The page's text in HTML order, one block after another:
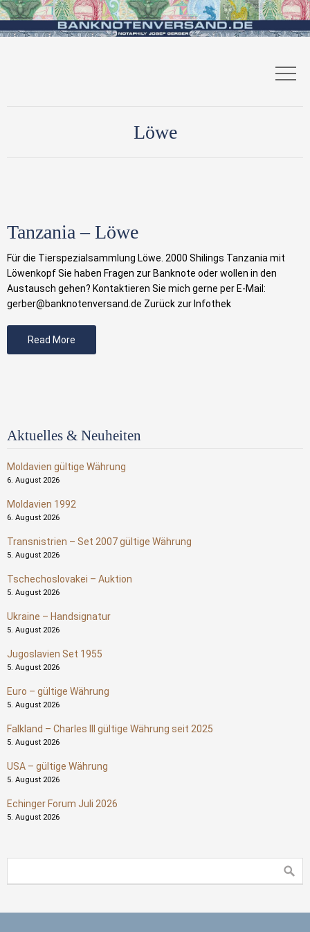
Löwe
Tanzania – Löwe
Für die Tierspezialsammlung Löwe. 2000 Shilings Tanzania mit
Löwenkopf Sie haben Fragen zur Banknote oder wollen in den
Austausch gehen? Kontaktieren Sie mich gerne per E-Mail:
gerber@banknotenversand.de Zurück zur Infothek
Read More
Aktuelles & Neuheiten
Moldavien gültige Währung
6. August 2026
Moldavien 1992
6. August 2026
Transnistrien – Set 2007 gültige Währung
5. August 2026
Tschechoslovakei – Auktion
5. August 2026
Ukraine – Handsignatur
5. August 2026
Jugoslavien Set 1955
5. August 2026
Euro – gültige Währung
5. August 2026
Falkland – Charles III gültige Währung seit 2025
5. August 2026
USA – gültige Währung
5. August 2026
Echinger Forum Juli 2026
5. August 2026